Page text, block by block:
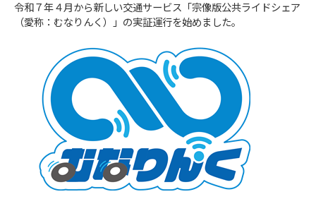
令和７年４月から新しい交通サービス「宗像版公共ライドシェア
（愛称：むなりんく）」の実証運行を始めました。